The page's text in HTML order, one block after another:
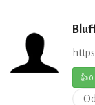
👍0